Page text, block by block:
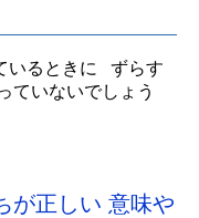
いるときに ずらす
ていないでしょう
が正しい 意味や